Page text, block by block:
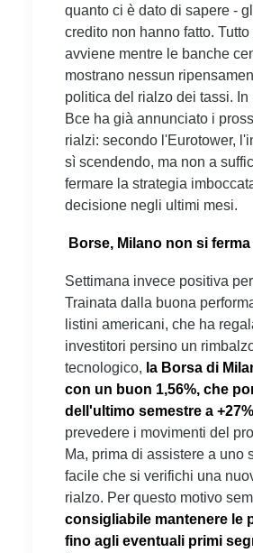
quanto ci è dato di sapere -
credito non hanno fatto.
avviene mentre le banche
mostrano nessun
politica del rialzo dei tassi. In
Bce ha già annunciato i
rialzi: secondo l'Eurotower,
sì scendendo, ma non a
fermare la strategia
decisione negli ultimi mesi.
Borse, Milano non si
Settimana invece positiva
Trainata dalla buona
listini americani, che ha
investitori persino un
tecnologico, la Borsa di
con un buon 1,56%, che
dell'ultimo semestre a +27%
prevedere i movimenti del
Ma, prima di assistere a uno
facile che si verifichi una
rialzo. Per questo motivo
consigliabile mantenere le
fino agli eventuali primi